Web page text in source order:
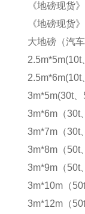
《地磅现货
《地磅现货
大地磅（汽
2.5m*5m(10t
2.5m*6m(10t
3m*5m(30t、
3m*6m（30t
3m*7m（30t
3m*8m（50t
3m*9m（50t
3m*10m（
3m*12m（